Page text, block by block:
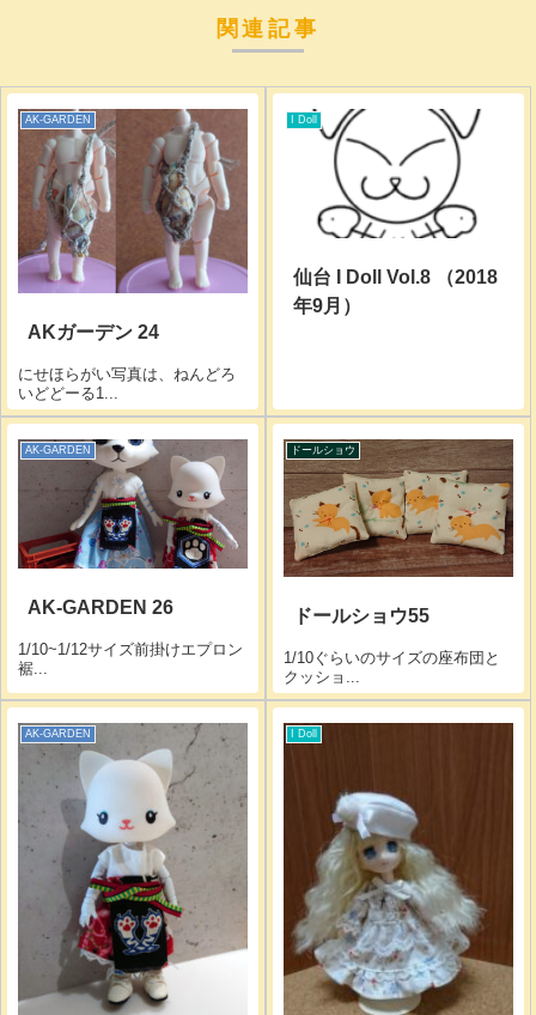
関連記事
AK-GARDEN
AKガーデン 24
にせほらがい写真は、ねんどろ
いどどーる1...
I Doll
仙台 I Doll Vol.8 （2018
年9月）
AK-GARDEN
AK-GARDEN 26
1/10~1/12サイズ前掛けエプロン
裾...
ドールショウ
ドールショウ55
1/10ぐらいのサイズの座布団と
クッショ...
AK-GARDEN I Doll